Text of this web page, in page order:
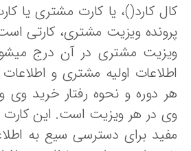
کارد()، یا کارت مشتری یا
ویزیت مشتری، کارتی است
مشتری در آن درج می‍شود.
اولیه مشتری و اطلاعات
دوره و نحوه رفتار خرید وی و
در هر ویزیت است. این کارت
برای دسترسی سیع به